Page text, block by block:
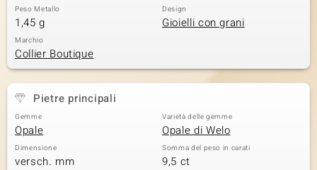
Peso Metallo
1,45 g
Design
Gioielli con grani
Marchio
Collier Boutique
Pietre principali
Gemme
Opale
Varietà delle gemme
Opale di Welo
Dimensione
versch. mm
Somma del peso in carati
9,5 ct